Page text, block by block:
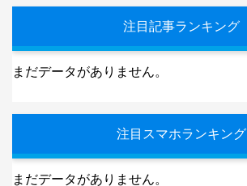
注目記事ランキング
まだデータがありません。
注目スマホランキング
まだデータがありません。